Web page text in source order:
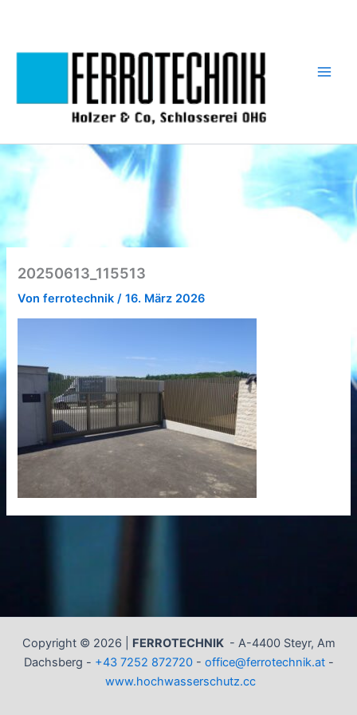
20250613_115513
Vonferrotechnik /16. März 2026
Copyright © 2026 | FERROTECHNIK - A-4400 Steyr, Am
Dachsberg - +43 7252 872720- office@ferrotechnik.at-
www.hochwasserschutz.cc